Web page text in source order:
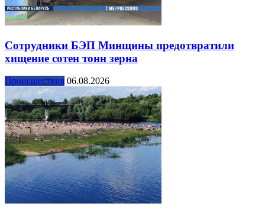
Сотрудники БЭП Минщины предотвратили
хищение сотен тонн зерна
Происшествия 06.08.2026